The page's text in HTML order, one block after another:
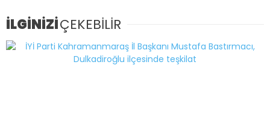
İLGİNİZİÇEKEBİLİR